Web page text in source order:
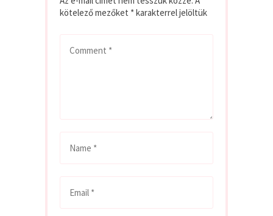
kötelező mezőket *karakterrel jelöltük